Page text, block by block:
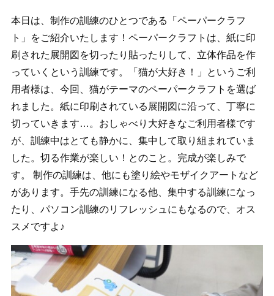
本日は、制作の訓練のひとつである「ペーパークラフ
ト」をご紹介いたします！ペーパークラフトは、紙に印
刷された展開図を切ったり貼ったりして、立体作品を作
っていくという訓練です。「猫が大好き！」というご利
用者様は、今回、猫がテーマのペーパークラフトを選ば
れました。紙に印刷されている展開図に沿って、丁寧に
切っていきます…。おしゃべり大好きなご利用者様です
が、訓練中はとても静かに、集中して取り組まれていま
した。切る作業が楽しい！とのこと。完成が楽しみで
す。 制作の訓練は、他にも塗り絵やモザイクアートなど
があります。手先の訓練になる他、集中する訓練になっ
たり、パソコン訓練のリフレッシュにもなるので、オス
スメですよ♪